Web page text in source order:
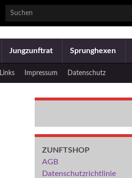
Search for:
Jungzunftrat Sprunghexen
Links Impressum Datenschutz
ZUNFTSHOP
AGB
Datenschutzrichtlinie